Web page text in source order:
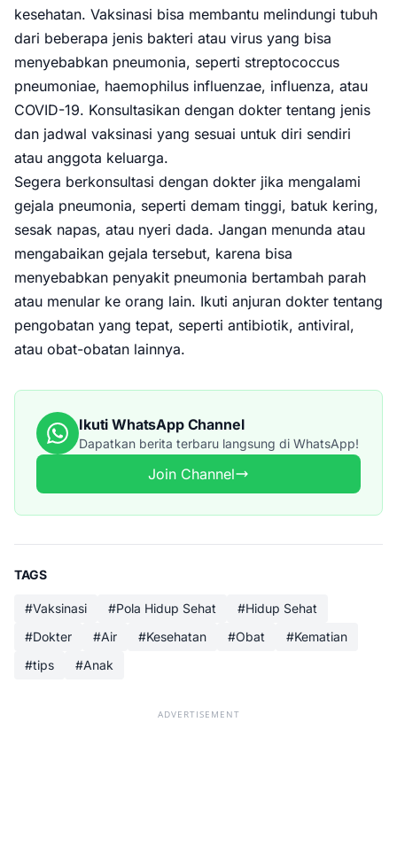
kesehatan. Vaksinasi bisa membantu melindungi tubuh
dari beberapa jenis bakteri atau virus yang bisa
menyebabkan pneumonia, seperti streptococcus
pneumoniae, haemophilus influenzae, influenza, atau
COVID-19. Konsultasikan dengan dokter tentang jenis
dan jadwal vaksinasi yang sesuai untuk diri sendiri
atau anggota keluarga.
Segera berkonsultasi dengan dokter jika mengalami
gejala pneumonia, seperti demam tinggi, batuk kering,
sesak napas, atau nyeri dada. Jangan menunda atau
mengabaikan gejala tersebut, karena bisa
menyebabkan penyakit pneumonia bertambah parah
atau menular ke orang lain. Ikuti anjuran dokter tentang
pengobatan yang tepat, seperti antibiotik, antiviral,
atau obat-obatan lainnya.
Ikuti WhatsApp Channel
Dapatkan berita terbaru langsung di WhatsApp!
Join Channel
TAGS
#Vaksinasi #Pola Hidup Sehat
#Hidup Sehat
#Dokter
#Air #Kesehatan #Obat
#Kematian
#tips
#Anak
ADVERTISEMENT